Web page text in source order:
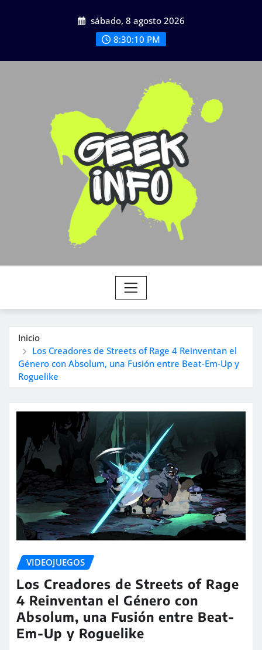
sábado, 8 agosto 2026
8:30:11 PM
Inicio
Los Creadores de Streets of Rage 4 Reinventan el
Género con Absolum, una Fusión entre Beat-Em-Up y
Roguelike
VIDEOJUEGOS
Los Creadores de Streets of Rage
4 Reinventan el Género con
Absolum, una Fusión entre Beat-
Em-Up y Roguelike